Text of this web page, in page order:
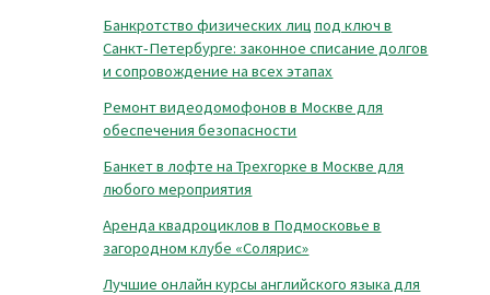
Банкротство физических лиц под ключ в
Санкт-Петербурге: законное списание долгов
и сопровождение на всех этапах
Ремонт видеодомофонов в Москве для
обеспечения безопасности
Банкет в лофте на Трехгорке в Москве для
любого мероприятия
Аренда квадроциклов в Подмосковье в
загородном клубе «Солярис»
Лучшие онлайн курсы английского языка для